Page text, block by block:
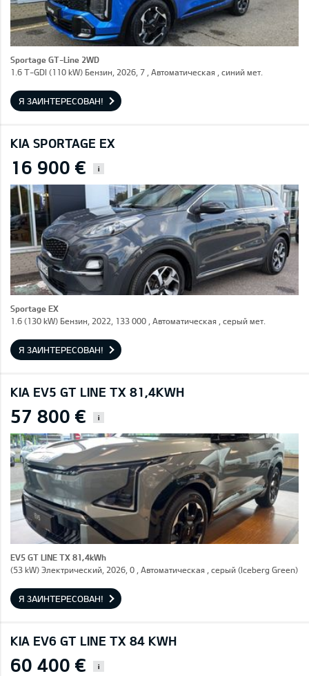
Sportage GT-Line 2WD
1.6 T-GDI (110 kW) Бензин, 2026, 7 , Автоматическая , синий мет.
Я ЗАИНТЕРЕСОВАН!
KIA SPORTAGE EX
16 900 € i
Sportage EX
1.6 (130 kW) Бензин, 2022, 133 000 , Автоматическая , серый мет.
Я ЗАИНТЕРЕСОВАН!
KIA EV5 GT LINE TX 81,4KWH
57 800 € i
EV5 GT LINE TX 81,4kWh
(53 kW) Электрический, 2026, 0 , Автоматическая , серый (Iceberg Green)
Я ЗАИНТЕРЕСОВАН!
KIA EV6 GT LINE TX 84 KWH
60 400 € i